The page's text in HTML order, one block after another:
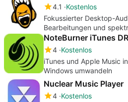
4.1
Kostenlos
Fokussierter Desktop-
Bearbeitungen und
NoteBurner iTunes
4 Kostenlos
iTunes und Apple Music
Windows umwandeln
Nuclear Music Player
4 Kostenlos